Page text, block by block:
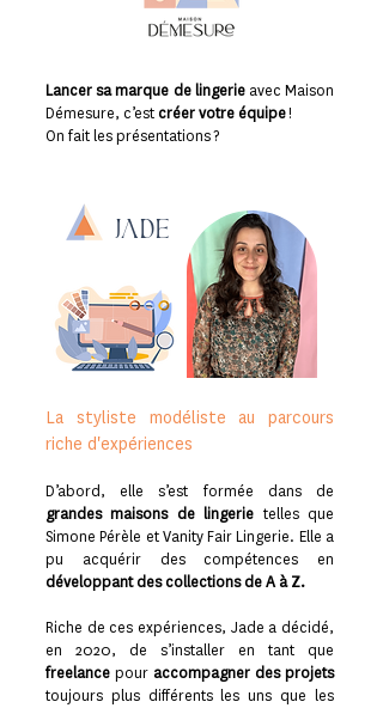
Lancer sa marque de lingerieavec Maison
Démesure, c’est créer votre équipe!
On fait les présentations ?
JaDE
La styliste modéliste au parcours
riche d'expériences
D’abord, elle s’est formée dans de
grandes maisons de lingerie telles que
Simone Pérèle et Vanity Fair Lingerie. Elle a
pu acquérir des compétences en
développant des collections de A à Z.
Riche de ces expériences, Jade a décidé,
en 2020, de s’installer en tant que
freelance pour accompagner des projets
toujours plus différents les uns que les